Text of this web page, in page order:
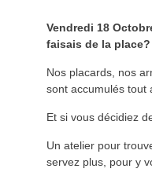
Vendredi 18
faisais de la place?
Nos placards, nos
sont accumulés tout
Et si vous décidiez
Un atelier pour
servez plus, pour y